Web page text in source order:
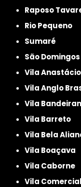
Raposo
Rio Pequeno
Sumaré
São Domingos
Vila Anastácio
Vila Anglo
Vila
Vila Barreto
Vila Bela
Vila Boaçava
Vila Caborne
Vila Comercial